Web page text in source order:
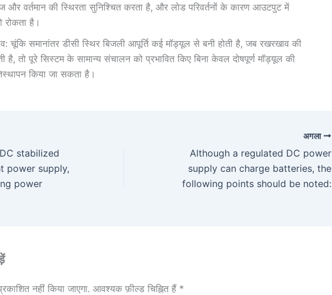
और वर्तमान की स्थिरता सुनिश्चित करता है, और लोड परिवर्तनों के कारण आउटपुट में
रोकता है।
चूंकि समानांतर डीसी स्थिर बिजली आपूर्ति कई मॉड्यूल से बनी होती है, जब रखरखाव की
है, तो पूरे सिस्टम के सामान्य संचालन को प्रभावित किए बिना केवल दोषपूर्ण मॉड्यूल की
किया जा सकता है।
stabilized
power supply,
power
अगला
Although a regulated DC power
supply can charge batteries, the
following points should be noted:
नहीं किया जाएगा. आवश्यक फ़ील्ड चिह्नित हैं *